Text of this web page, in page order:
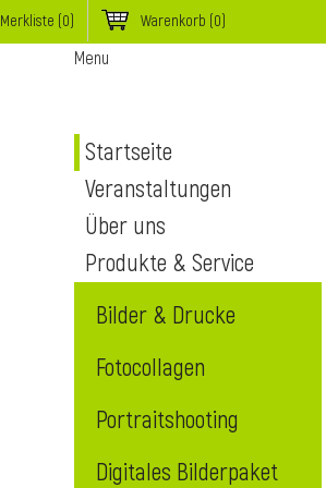
Merkliste (0) Warenkorb (0)
Menu
Startseite
Veranstaltungen
Über uns
Produkte & Service
Bilder & Drucke
Fotocollagen
Portraitshooting
Digitales Bilderpaket